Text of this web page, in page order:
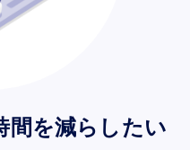
間を減らしたい